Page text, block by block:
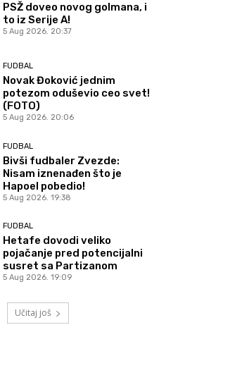
PSŽ doveo novog golmana, i
to iz Serije A!
5 Aug 2026. 20:37
FUDBAL
Novak Đoković jednim
potezom oduševio ceo svet!
(FOTO)
5 Aug 2026. 20:06
FUDBAL
Bivši fudbaler Zvezde:
Nisam iznenađen što je
Hapoel pobedio!
5 Aug 2026. 19:38
FUDBAL
Hetafe dovodi veliko
pojačanje pred potencijalni
susret sa Partizanom
5 Aug 2026. 19:09
Učitaj još